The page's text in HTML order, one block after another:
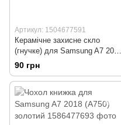
Артикул: 1504677591
Керамічне захисне скло
(гнучке) для Samsung A7 2018
(A750) Ceramic
90 грн